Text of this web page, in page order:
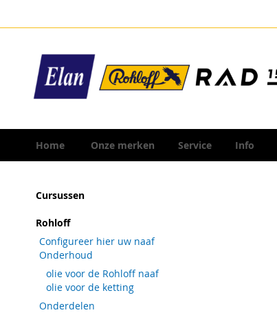
naar
inhoud
Home Onze merken Service Info
Cursussen
Rohloff
Configureer hier uw naaf
Onderhoud
olie voor de Rohloff naaf
olie voor de ketting
Onderdelen